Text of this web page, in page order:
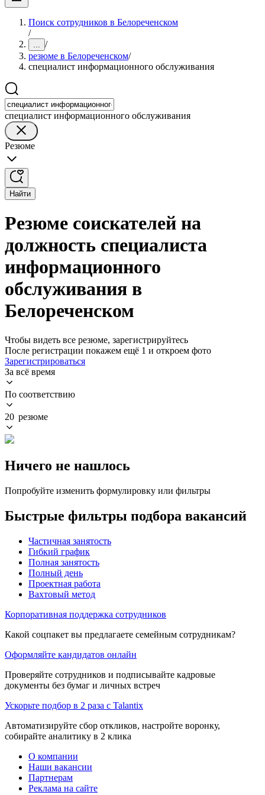
Поиск сотрудников в Белореченском
/
... /
резюме в Белореченском/
специалист информационного обслуживания
специалист информационного обслуживания
Резюме
Найти
Резюме соискателей на
должность специалиста
информационного
обслуживания в
Белореченском
Чтобы видеть все резюме, зарегистрируйтесь
После регистрации покажем ещё 1 и откроем фото
Зарегистрироваться
За всё время
По соответствию
20 резюме
Ничего не нашлось
Попробуйте изменить формулировку или фильтры
Быстрые фильтры подбора вакансий
Частичная занятость
Гибкий график
Полная занятость
Полный день
Проектная работа
Вахтовый метод
Корпоративная поддержка сотрудников
Какой соцпакет вы предлагаете семейным сотрудникам?
Оформляйте кандидатов онлайн
Проверяйте сотрудников и подписывайте кадровые
документы без бумаг и личных встреч
Ускорьте подбор в 2 раза с Talantix
Автоматизируйте сбор откликов, настройте воронку,
собирайте аналитику в 2 клика
О компании
Наши вакансии
Партнерам
Реклама на сайте